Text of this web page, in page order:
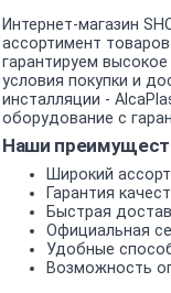
Интернет-магазин
ассортимент
гарантируем
условия покупки и
инсталляции -
оборудование с
Наши
Широкий
Гарантия
Быстрая
Официальная
Удобные
Возможность